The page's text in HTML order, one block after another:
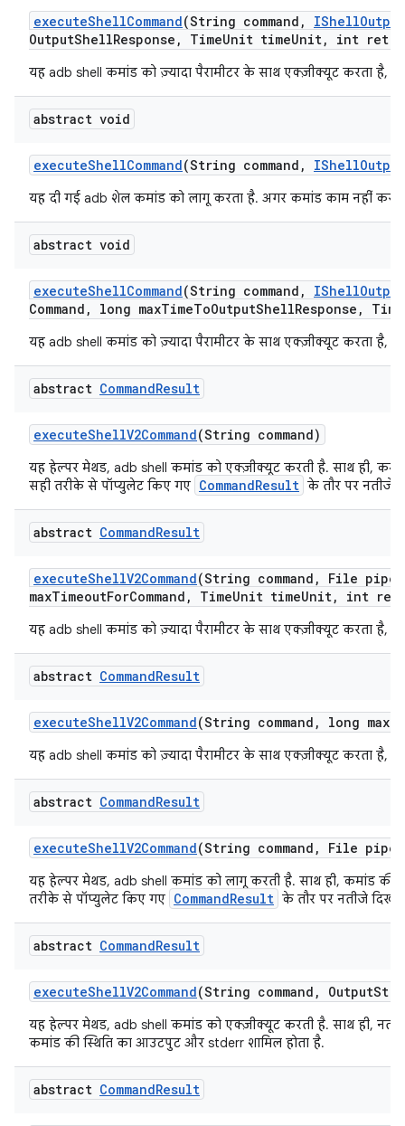
executeShellCommand(String command , IShellOutput
OutputShellResponse , TimeUnit timeUnit, int retry
यह adb shell कमांड को ज़्यादा पैरामीटर के साथ एक्ज़ीक्यूट करता है,
abstract void
executeShellCommand(String command , IShellOutput
यह दी गई adb शेल कमांड को लागू करता है. अगर कमांड काम नहीं
abstract void
executeShellCommand(String command , IShellOutput
Command , long maxTimeToOutputShellResponse , Time
यह adb shell कमांड को ज़्यादा पैरामीटर के साथ एक्ज़ीक्यूट करता है,
abstract CommandResult
executeShellV2Command(String command)
यह हेल्पर मेथड, adb shell कमांड को एक्ज़ीक्यूट करती है. साथ ही,
सही तरीके से पॉप्युलेट किए गए CommandResult के तौर पर नतीजे
abstract CommandResult
executeShellV2Command(String command , File pipe
maxTimeoutForCommand , TimeUnit timeUnit, int
यह adb shell कमांड को ज़्यादा पैरामीटर के साथ एक्ज़ीक्यूट करता है,
abstract CommandResult
executeShellV2Command(String command , long max
यह adb shell कमांड को ज़्यादा पैरामीटर के साथ एक्ज़ीक्यूट करता है,
abstract CommandResult
executeShellV2Command(String command , File pipe
यह हेल्पर मेथड, adb shell कमांड को लागू करती है. साथ ही, कमांड
तरीके से पॉप्युलेट किए गए CommandResult के तौर पर नतीजे
abstract CommandResult
executeShellV2Command(String command , Output
यह हेल्पर मेथड, adb shell कमांड को एक्ज़ीक्यूट करती है. साथ ही,
कमांड की स्थिति का आउटपुट और stderr शामिल होता है.
abstract CommandResult